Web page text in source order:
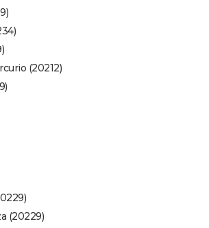
(20212)
(20229)